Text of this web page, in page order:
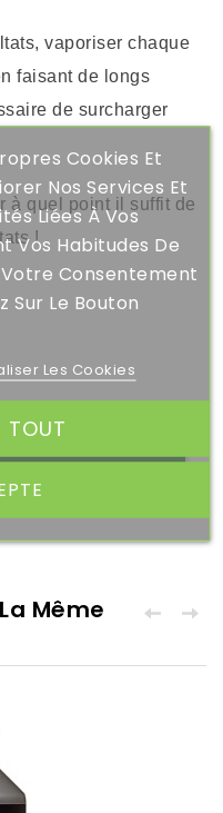
vaporiser chaque
faisant de longs
de surcharger
à quel point il suffit de
!
Même
Cookies Et
Nos Services Et
Liées À Vos
Vos Habitudes De
Consentement
Sur Le Bouton
Les Cookies
TOUT